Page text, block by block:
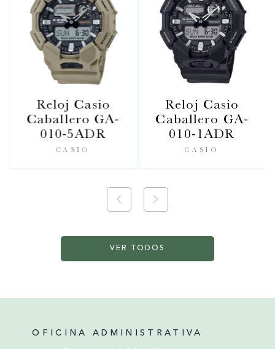
Reloj Casio
Caballero GA-
010-5ADR
CASIO
Reloj Casio
Caballero GA-
010-1ADR
CASIO
VER TODOS
OFICINA ADMINISTRATIVA